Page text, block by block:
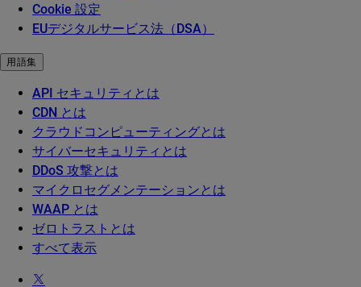
Cookie 設定
EUデジタルサービス法（DSA）
用語集
API セキュリティとは
CDN とは
クラウドコンピューティングとは
サイバーセキュリティとは
DDoS 攻撃とは
マイクロセグメンテーションとは
WAAP とは
ゼロトラストとは
すべて表示